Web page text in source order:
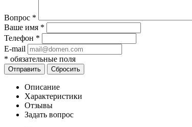
Вопрос *
Ваше имя *
Телефон *
E-mail
* обязательные поля
Отправить Сбросить
Описание
Характеристики
Отзывы
Задать вопрос